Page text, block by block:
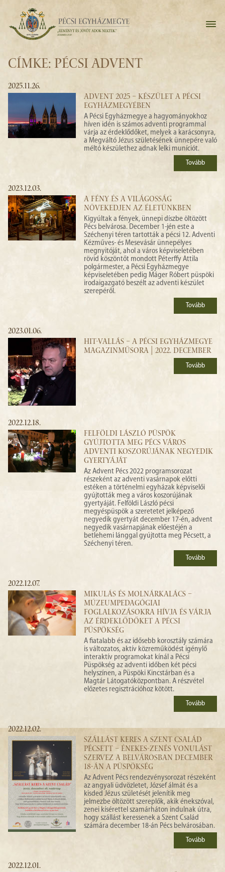
CÍMKE: PÉCSI ADVENT
2025.11.26.
ADVENT 2025 – KÉSZÜLET A PÉCSI
EGYHÁZMEGYÉBEN
A Pécsi Egyházmegye a hagyományokhoz
híven idén is számos adventi programmal
várja az érdeklődőket, melyek a karácsonyra,
a Megváltó Jézus születésének ünnepére való
méltó készülethez adnak lelki muníciót.
Tovább
2023.12.03.
A FÉNY ÉS A VILÁGOSSÁG
NÖVEKEDJEN AZ ÉLETÜNKBEN
Kigyúltak a fények, ünnepi díszbe öltözött
Pécs belvárosa. December 1-jén este a
Széchenyi téren tartották a pécsi 12. Adventi
Kézműves- és Mesevásár ünnepélyes
megnyitóját, ahol a város képviseletében
rövid köszöntőt mondott Péterffy Attila
polgármester, a Pécsi Egyházmegye
képviseletében pedig Máger Róbert püspöki
irodaigazgató beszélt az adventi készület
szerepéről.
Tovább
2023.01.06.
HIT-VALLÁS – A PÉCSI EGYHÁZMEGYE
MAGAZINMŰSORA | 2022. DECEMBER
Tovább
2022.12.18.
FELFÖLDI LÁSZLÓ PÜSPÖK
GYÚJTOTTA MEG PÉCS VÁROS
ADVENTI KOSZORÚJÁNAK NEGYEDIK
GYERTYÁJÁT
Az Advent Pécs 2022 programsorozat
részeként az adventi vasárnapok előtti
estéken a történelmi egyházak képviselői
gyújtották meg a város koszorújának
gyertyáját. Felföldi László pécsi
megyéspüspök a szeretetet jelképező
negyedik gyertyát december 17-én, advent
negyedik vasárnapjának előestéjén a
betlehemi lánggal gyújtotta meg Pécsett, a
Széchenyi téren.
Tovább
2022.12.07.
MIKULÁS ÉS MOLNÁRKALÁCS –
MÚZEUMPEDAGÓGIAI
FOGLALKOZÁSOKRA HÍVJA ÉS VÁRJA
AZ ÉRDEKLŐDŐKET A PÉCSI
PÜSPÖKSÉG
A fiatalabb és az idősebb korosztály számára
is változatos, aktív közreműködést igénylő
interaktív programokat kínál a Pécsi
Püspökség az adventi időben két pécsi
helyszínen, a Püspöki Kincstárban és a
Magtár Látogatóközpontban. A részvétel
előzetes regisztrációhoz kötött.
Tovább
2022.12.02.
SZÁLLÁST KERES A SZENT CSALÁD
PÉCSETT – ÉNEKES-ZENÉS VONULÁST
SZERVEZ A BELVÁROSBAN DECEMBER
18-ÁN A PÜSPÖKSÉG
Az Advent Pécs rendezvénysorozat részeként
az angyali üdvözletet, József álmát és a
kisded Jézus születését jelenítik meg
jelmezbe öltözött szereplők, akik énekszóval,
zenei kísérettel szamárháton indulnak útra,
hogy szállást keressenek a Szent Család
számára december 18-án Pécs belvárosában.
Tovább
2022.12.01.